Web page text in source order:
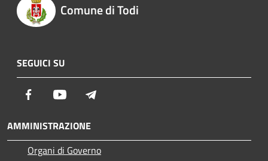
Comune di Todi
SEGUICI SU
Facebook Youtube
AMMINISTRAZIONE
Organi di Governo